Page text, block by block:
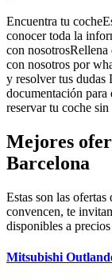
Encuentra tu coche
conocer toda la
con nosotrosRellena
con nosotros por
y resolver tus dudas
documentación para
reservar tu coche
Mejores
Barcelona
Estas son las
convencen, te
disponibles a
Mitsubishi